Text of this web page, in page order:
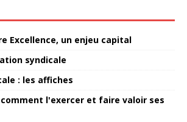
Excellence, un enjeu capital
syndicale
: les affiches
l'exercer et faire valoir ses